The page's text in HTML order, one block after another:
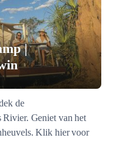
|
de
Rivier. Geniet van het
Klik hier voor